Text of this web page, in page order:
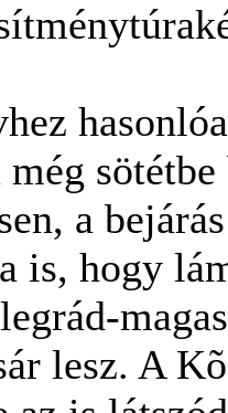
a
is, hogy
lesz. A